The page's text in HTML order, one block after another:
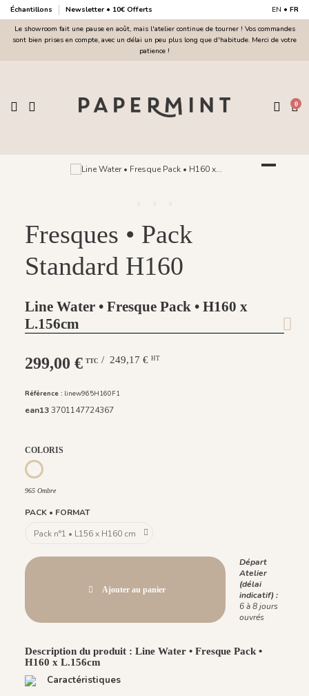
Échantillons Newsletter • 10€ Offerts EN • FR
Le showroom fait une pause en août, mais l'atelier continue de tourner ! Vos commandes
sont bien prises en compte, avec un délai un peu plus long que d'habitude. Merci de votre
patience !
0
Fresques • Pack
Standard H160
Line Water • Fresque Pack • H160 x
L.156cm
299,00 € TTC / 249,17 € HT
Référence : linew965H160F1
ean133701147724367
COLORIS
965 Ombre
965 Ombre
PACK • FORMAT
Ajouter au panier
Départ
Atelier
(délai
indicatif) :
6 à 8 jours
ouvrés
Description du produit : Line Water • Fresque Pack •
H160 x L.156cm
Caractéristiques